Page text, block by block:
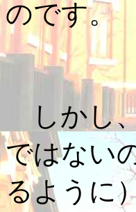
のです。
しかし
ではない
るように